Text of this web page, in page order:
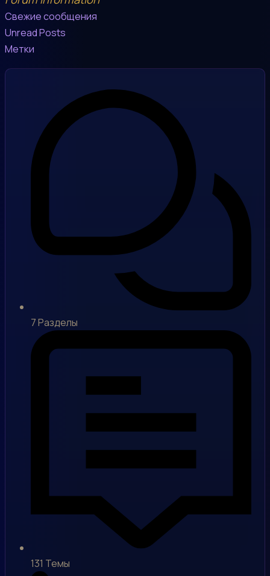
Свежие сообщения
Unread Posts
Метки
7Разделы
131 Темы